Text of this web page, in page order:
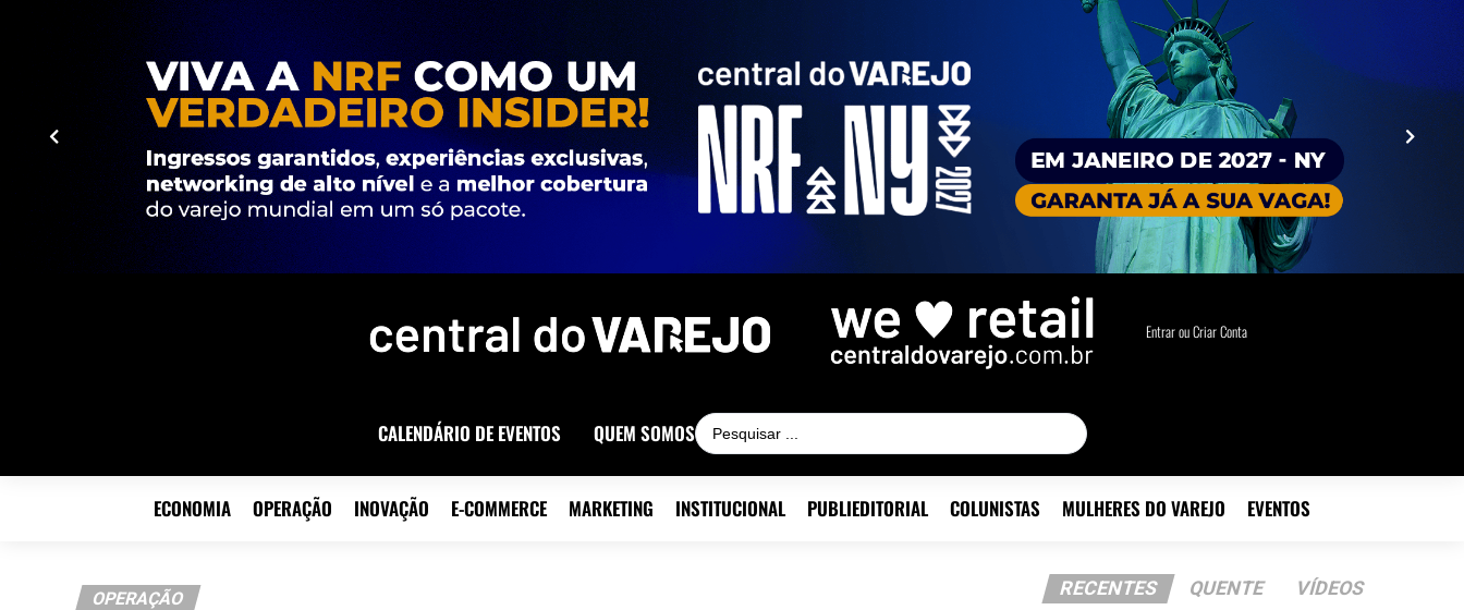
Entrar ou Criar Conta
CALENDÁRIO DE EVENTOS QUEM SOMOS
ECONOMIA OPERAÇÃO INOVAÇÃO E-COMMERCE MARKETING INSTITUCIONAL PUBLIEDITORIAL COLUNISTAS MULHERES DO VAREJO EVENTOS
OPERAÇÃO RECENTES QUENTE VÍDEOS